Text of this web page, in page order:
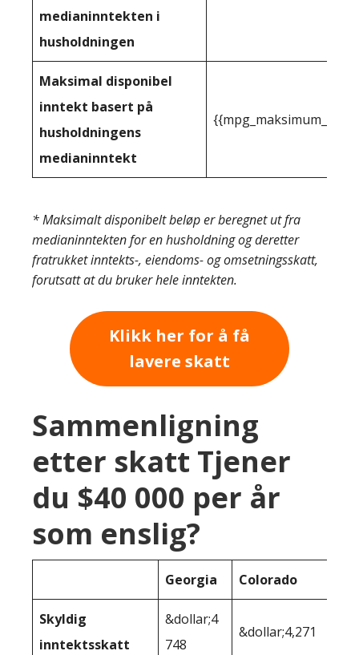
medianinntekten i
husholdningen
Maksimal disponibel
inntekt basert på
husholdningens
medianinntekt
* Maksimalt disponibelt beløp er beregnet ut fra
medianinntekten for en husholdning og deretter
fratrukket inntekts-, eiendoms- og omsetningsskatt,
forutsatt at du bruker hele inntekten.
Klikk her for å få
lavere skatt
Sammenligning
etter skatt Tjener
du $40 000 per år
som enslig?
Georgia Colorado
Skyldig
inntektsskatt
&dollar;4
748
&dollar;4,271